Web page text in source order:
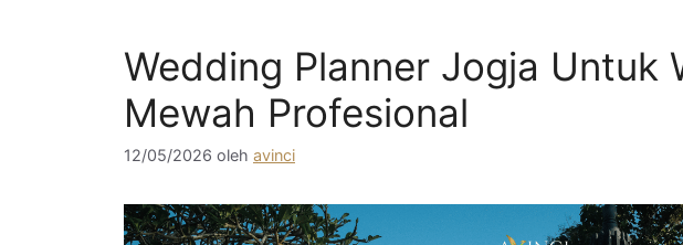
Wedding Planner Jogja Untuk
Mewah Profesional
12/05/2026 oleh avinci